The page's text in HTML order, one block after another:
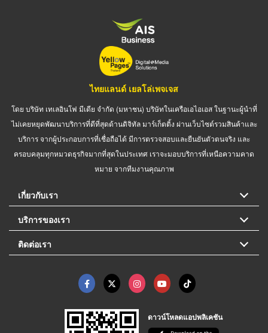
ไทยแลนด์ เยลโล่เพจเจส
โดย บริษัท เทเลอินโฟ มีเดีย จำกัด (มหาชน) บริษัทในเครือเอไอเอส ในฐานะผู้นำที่
ไม่เคยหยุดพัฒนาบริการที่ดีที่สุดด้านดิจิทัล มาร์เก็ตติ้ง ผ่านเว็บไซต์รวมสินค้าและ
บริการ จากผู้ประกอบการที่เชื่อถือได้ มีการตรวจสอบและยืนยันตัวตนจริง และ
ครอบคลุมทุกหมวดธุรกิจมากที่สุดในประเทศ เราจะมอบบริการที่เหนือความคาด
หมาย จากทีมงานคุณภาพ
เกี่ยวกับเรา
บริการของเรา
ติดต่อเรา
ดาวน์โหลดแอปพลิเคชัน